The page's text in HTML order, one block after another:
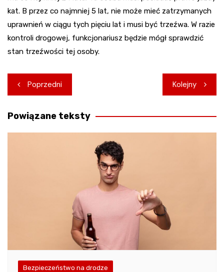
kat. B przez co najmniej 5 lat, nie może mieć zatrzymanych
uprawnień w ciągu tych pięciu lat i musi być trzeźwa. W razie
kontroli drogowej, funkcjonariusz będzie mógł sprawdzić
stan trzeźwości tej osoby.
Nawigacja
wpisu
Poprzedni Kolejny
Powiązane teksty
Bezpieczeństwo na drodze